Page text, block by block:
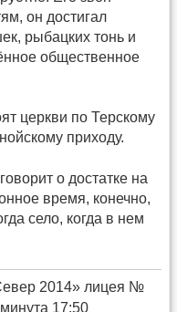
он достигал
рыбацких тонь и
общественное
церкви по Терскому
приходу.
о достатке на
время, конечно,
село, когда в нем
2014» лицея №
17:50